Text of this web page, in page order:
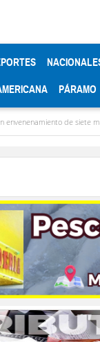
PÁRAMO
mascotas en El Rincón